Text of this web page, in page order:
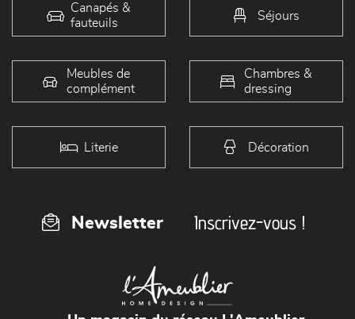
Canapés &
fauteuils
Séjours
Meubles de
complément
Chambres &
dressing
Literie Décoration
Newsletter Inscrivez-vous !